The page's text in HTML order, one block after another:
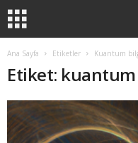
Ana Sayfa Etiketler Kuantum
Etiket: